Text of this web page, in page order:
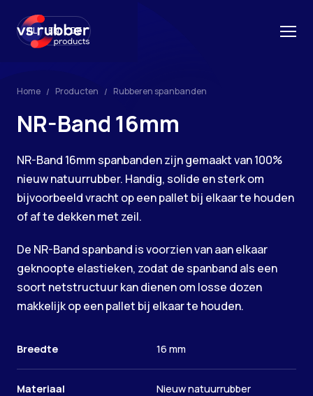
NL EN DE
Home Producten Rubberen spanbanden
NR-Band 16mm
NR-Band 16mm spanbanden zijn gemaakt van 100%
nieuw natuurrubber. Handig, solide en sterk om
bijvoorbeeld vracht op een pallet bij elkaar te houden
of af te dekken met zeil.
De NR-Band spanband is voorzien van aan elkaar
geknoopte elastieken, zodat de spanband als een
soort netstructuur kan dienen om losse dozen
makkelijk op een pallet bij elkaar te houden.
Breedte 16 mm
Materiaal Nieuw natuurrubber